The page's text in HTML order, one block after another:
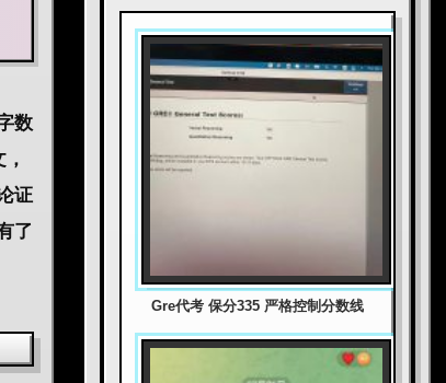
数
证
了
Gre代考 保分335 严格控制分数线